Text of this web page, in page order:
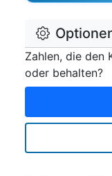
Zahlen, die den
oder behalten?